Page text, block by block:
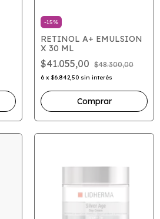
-15%
RETINOL A+ EMULSION
X 30 ML
$41.055,00 $48.300,00
6 x $6.842,50 sin interés